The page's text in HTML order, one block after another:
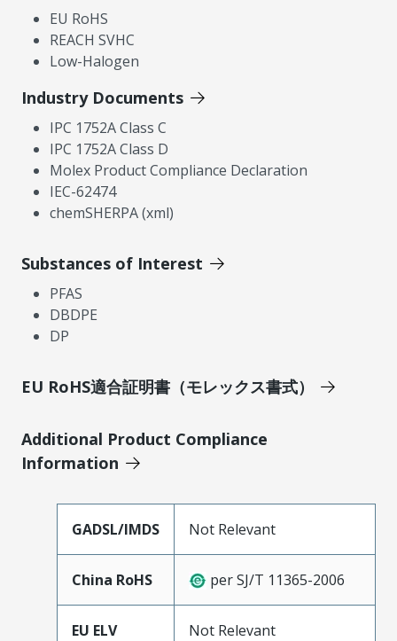
EU RoHS
REACH SVHC
Low-Halogen
Industry Documents
IPC 1752A Class C
IPC 1752A Class D
Molex Product Compliance Declaration
IEC-62474
chemSHERPA (xml)
Substances of Interest
PFAS
DBDPE
DP
EU RoHS適合証明書（モレックス書式）
Additional Product Compliance
Information
GADSL/IMDS Not Relevant
China RoHS per SJ/T 11365-2006
EU ELV Not Relevant